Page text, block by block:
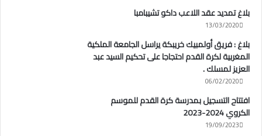
بلاغ تمديد عقد اللاعب داكو تشيبامبا
13/03/2020
بلاغ : فريق أولمبيك خريبكة يراسل الجامعة الملكية
المغربية لكرة القدم احتجاجا على تحكيم السيد عبد
العزيز لمسلك .
06/02/2020
افتتاح التسجيل بمدرسة كرة القدم للموسم
الكروي 2024-2023
19/09/2023